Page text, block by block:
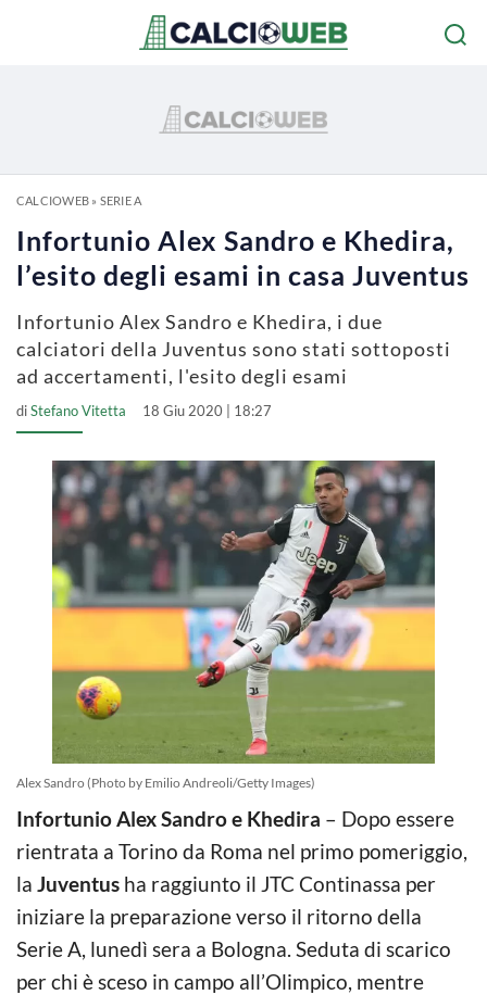
CALCIOWEB» SERIE A
Infortunio Alex Sandro e Khedira,
l’esito degli esami in casa Juventus
Infortunio Alex Sandro e Khedira, i due
calciatori della Juventus sono stati sottoposti
ad accertamenti, l'esito degli esami
diStefano Vitetta 18 Giu 2020 | 18:27
Alex Sandro (Photo by Emilio Andreoli/Getty Images)
Infortunio Alex Sandro e Khedira – Dopo essere
rientrata a Torino da Roma nel primo pomeriggio,
la Juventus ha raggiunto il JTC Continassa per
iniziare la preparazione verso il ritorno della
Serie A, lunedì sera a Bologna. Seduta di scarico
per chi è sceso in campo all’Olimpico, mentre